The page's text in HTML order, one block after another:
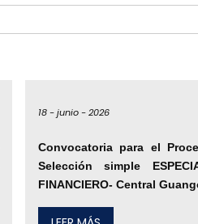
18 - junio - 2026
Convocatoria para el
Selección simple
FINANCIERO- Central